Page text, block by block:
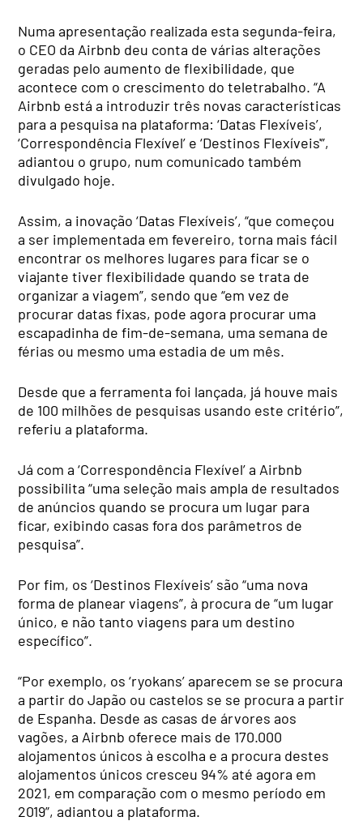
Numa apresentação realizada esta segunda-feira,
o CEO da Airbnb deu conta de várias alterações
geradas pelo aumento de flexibilidade, que
acontece com o crescimento do teletrabalho. “A
Airbnb está a introduzir três novas características
para a pesquisa na plataforma: ‘Datas Flexíveis’,
‘Correspondência Flexível’ e ‘Destinos Flexíveis'”,
adiantou o grupo, num comunicado também
divulgado hoje.
Assim, a inovação ‘Datas Flexíveis’, “que começou
a ser implementada em fevereiro, torna mais fácil
encontrar os melhores lugares para ficar se o
viajante tiver flexibilidade quando se trata de
organizar a viagem”, sendo que “em vez de
procurar datas fixas, pode agora procurar uma
escapadinha de fim-de-semana, uma semana de
férias ou mesmo uma estadia de um mês.
Desde que a ferramenta foi lançada, já houve mais
de 100 milhões de pesquisas usando este critério”,
referiu a plataforma.
Já com a ‘Correspondência Flexível’ a Airbnb
possibilita “uma seleção mais ampla de resultados
de anúncios quando se procura um lugar para
ficar, exibindo casas fora dos parâmetros de
pesquisa”.
Por fim, os ‘Destinos Flexíveis’ são “uma nova
forma de planear viagens”, à procura de “um lugar
único, e não tanto viagens para um destino
específico”.
“Por exemplo, os ‘ryokans’ aparecem se se procura
a partir do Japão ou castelos se se procura a partir
de Espanha. Desde as casas de árvores aos
vagões, a Airbnb oferece mais de 170.000
alojamentos únicos à escolha e a procura destes
alojamentos únicos cresceu 94% até agora em
2021, em comparação com o mesmo período em
2019”, adiantou a plataforma.